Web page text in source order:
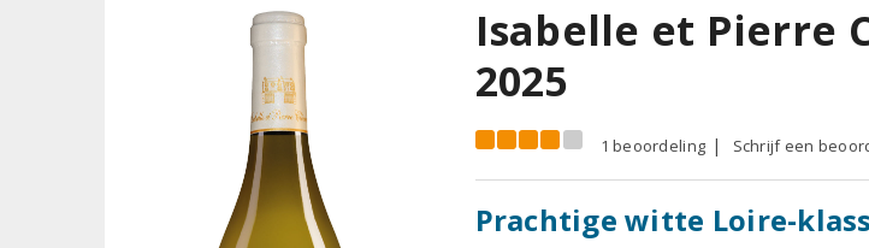
Isabelle et Pierre
2025
1 beoordeling Schrijf een
Prachtige witte Loire-